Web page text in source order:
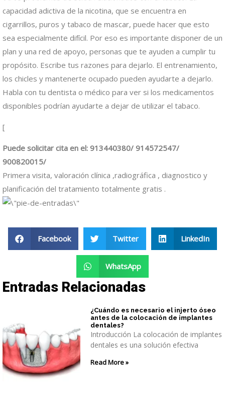
capacidad adictiva de la nicotina, que se encuentra en
cigarrillos, puros y tabaco de mascar, puede hacer que esto
sea especialmente difícil. Por eso es importante disponer de un
plan y una red de apoyo, personas que te ayuden a cumplir tu
propósito. Escribe tus razones para dejarlo. El entrenamiento,
los chicles y mantenerte ocupado pueden ayudarte a dejarlo.
Habla con tu dentista o médico para ver si los medicamentos
disponibles podrían ayudarte a dejar de utilizar el tabaco.
[
Puede solicitar cita en el: 913440380/ 914572547/
900820015/
Primera visita, valoración clínica ,radiográfica , diagnostico y
planificación del tratamiento totalmente gratis .
Facebook Twitter LinkedIn
WhatsApp
Entradas Relacionadas
¿Cuándo es necesario el injerto óseo
antes de la colocación de implantes
dentales?
Introducción La colocación de implantes
dentales es una solución efectiva
Read More »